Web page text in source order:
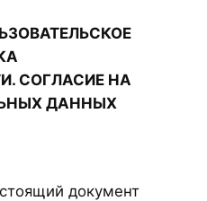
СОГЛАСИЕ НА
ДАННЫХ
документ